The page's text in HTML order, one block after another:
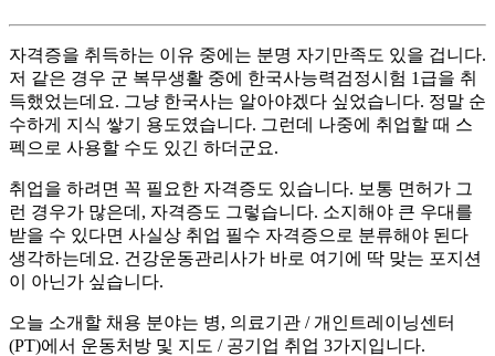
자격증을 취득하는 이유 중에는 분명 자기만족도 있을 겁니다.
저 같은 경우 군 복무생활 중에 한국사능력검정시험 1급을 취
득했었는데요. 그냥 한국사는 알아야겠다 싶었습니다. 정말 순
수하게 지식 쌓기 용도였습니다. 그런데 나중에 취업할 때 스
펙으로 사용할 수도 있긴 하더군요.
​취업을 하려면 꼭 필요한 자격증도 있습니다. 보통 면허가 그
런 경우가 많은데, 자격증도 그렇습니다. 소지해야 큰 우대를
받을 수 있다면 사실상 취업 필수 자격증으로 분류해야 된다
생각하는데요. 건강운동관리사가 바로 여기에 딱 맞는 포지션
이 아닌가 싶습니다.
​오늘 소개할 채용 분야는 병, 의료기관 / 개인트레이닝센터
(PT)에서 운동처방 및 지도 / 공기업 취업 3가지입니다.